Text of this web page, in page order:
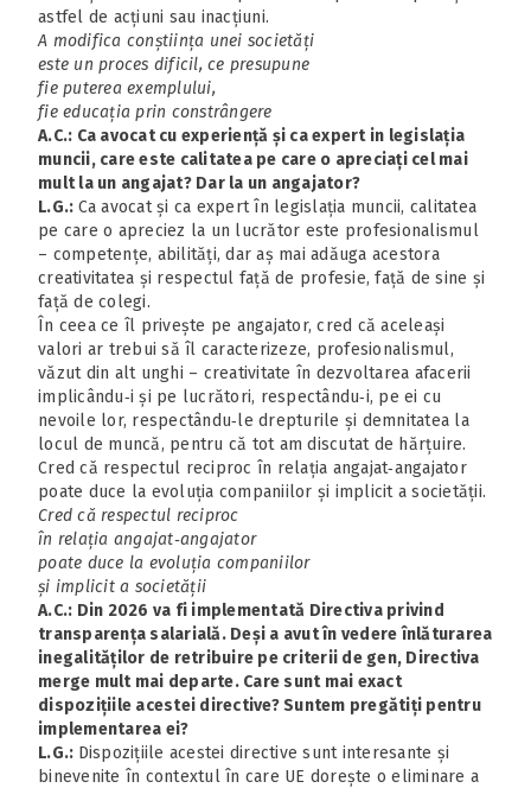
astfel de acțiuni sau inacțiuni.
A modifica conștiința unei societăți
este un proces dificil, ce presupune
fie puterea exemplului,
fie educația prin constrângere
A.C.: Ca avocat cu experiență și ca expert in legislația
muncii, care este calitatea pe care o apreciați cel mai
mult la un angajat? Dar la un angajator?
L.G.: Ca avocat și ca expert în legislația muncii, calitatea
pe care o apreciez la un lucrător este profesionalismul
– competențe, abilități, dar aș mai adăuga acestora
creativitatea și respectul față de profesie, față de sine și
față de colegi.
În ceea ce îl privește pe angajator, cred că aceleași
valori ar trebui să îl caracterizeze, profesionalismul,
văzut din alt unghi – creativitate în dezvoltarea afacerii
implicându‑i și pe lucrători, respectându‑i, pe ei cu
nevoile lor, respectându‑le drepturile și demnitatea la
locul de muncă, pentru că tot am discutat de hărțuire.
Cred că respectul reciproc în relația angajat‑angajator
poate duce la evoluția companiilor și implicit a societății.
Cred că respectul reciproc
în relația angajat‑angajator
poate duce la evoluția companiilor
și implicit a societății
A.C.: Din 2026 va fi implementată Directiva privind
transparența salarială. Deși a avut în vedere înlăturarea
inegalităților de retribuire pe criterii de gen, Directiva
merge mult mai departe. Care sunt mai exact
dispozițiile acestei directive? Suntem pregătiți pentru
implementarea ei?
L.G.: Dispozițiile acestei directive sunt interesante și
binevenite în contextul în care UE dorește o eliminare a